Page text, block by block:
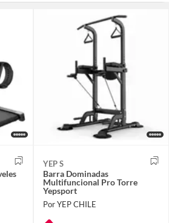
YEP S
Barra Dominadas
Multifuncional Pro Torre
Yepsport
Por YEP CHILE